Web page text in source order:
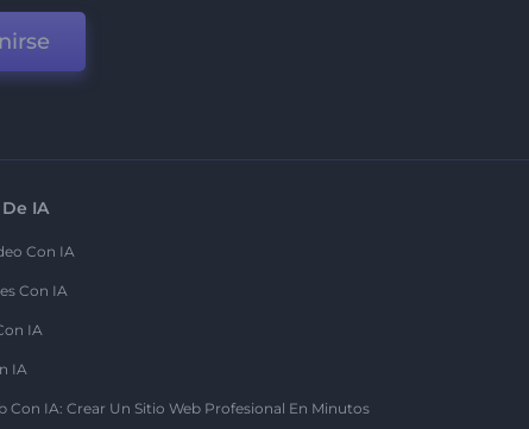
IA
Con IA
Con IA
IA
IA
Con IA: Crear Un Sitio Web Profesional En Minutos